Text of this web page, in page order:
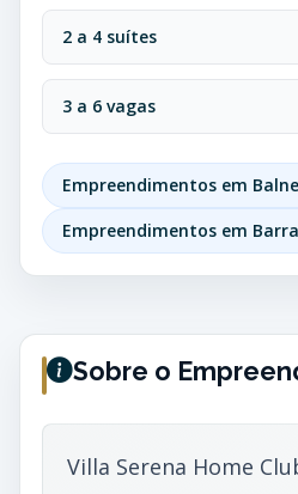
2 a 4 suítes
3 a 6 vagas
Empreendimentos em
Empreendimentos em
Sobre o
Villa Serena Home